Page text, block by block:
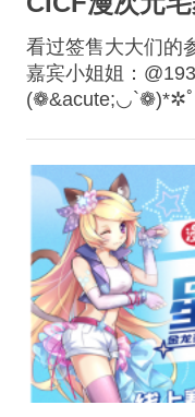
看过签售大大们的
嘉宾小姐姐：
(❁&acute;◡`❁)*✲ﾟ